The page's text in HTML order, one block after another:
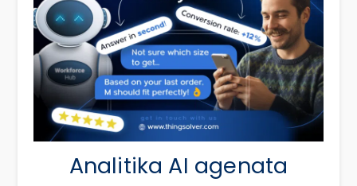
Analitika AI agenata